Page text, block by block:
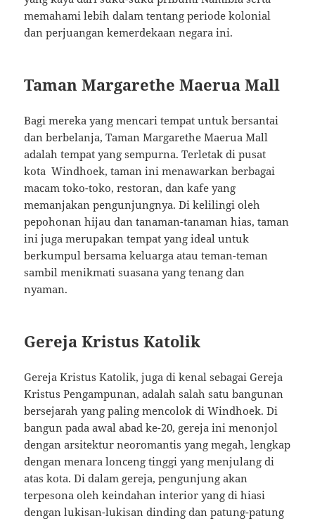
memahami lebih dalam tentang periode kolonial
dan perjuangan kemerdekaan negara ini.
Taman Margarethe Maerua Mall
Bagi mereka yang mencari tempat untuk bersantai
dan berbelanja, Taman Margarethe Maerua Mall
adalah tempat yang sempurna. Terletak di pusat
kota Windhoek, taman ini menawarkan berbagai
macam toko-toko, restoran, dan kafe yang
memanjakan pengunjungnya. Di kelilingi oleh
pepohonan hijau dan tanaman-tanaman hias, taman
ini juga merupakan tempat yang ideal untuk
berkumpul bersama keluarga atau teman-teman
sambil menikmati suasana yang tenang dan
nyaman.
Gereja Kristus Katolik
Gereja Kristus Katolik, juga di kenal sebagai Gereja
Kristus Pengampunan, adalah salah satu bangunan
bersejarah yang paling mencolok di Windhoek. Di
bangun pada awal abad ke-20, gereja ini menonjol
dengan arsitektur neoromantis yang megah, lengkap
dengan menara lonceng tinggi yang menjulang di
atas kota. Di dalam gereja, pengunjung akan
terpesona oleh keindahan interior yang di hiasi
dengan lukisan-lukisan dinding dan patung-patung